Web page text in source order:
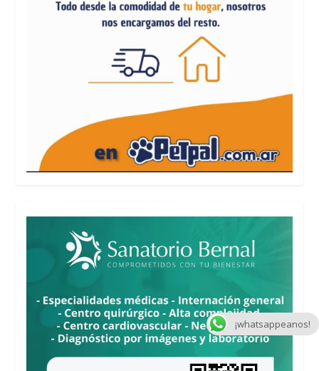
¡whatsappeanos!